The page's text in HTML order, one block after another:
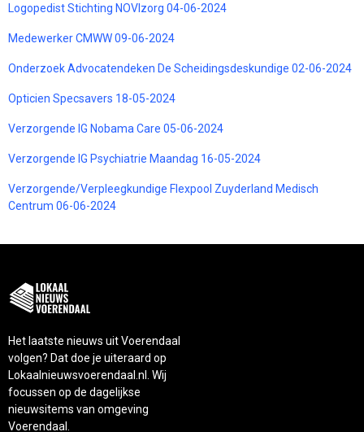
Logopedist Stichting NOVIzorg 04-06-2024
Medewerker CMWW 09-06-2024
Onderzoek Advocatendeken De Scheidingsdeskundige 02-06-2024
Opticien Specsavers 18-05-2024
Verzorgende IG Nobama Care 05-06-2024
Verzorgende IG Psychiatrie Maandag 16-05-2024
Verzorgende/Verpleegkundige Flexpool Zuyderland Medisch
Centrum 06-06-2024
Het laatste nieuws uit Voerendaal
volgen? Dat doe je uiteraard op
Lokaalnieuwsvoerendaal.nl. Wij
focussen op de dagelijkse
nieuwsitems van omgeving
Voerendaal.